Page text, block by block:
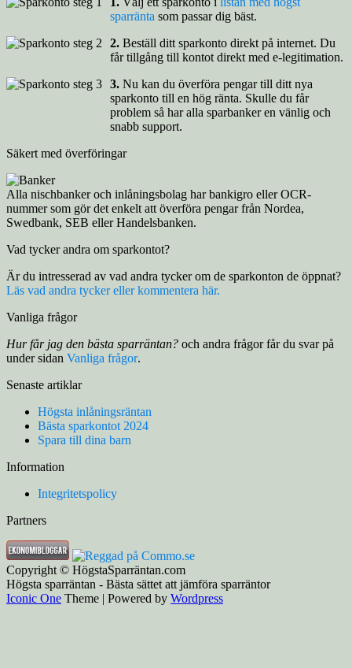
sparränta som passar dig bäst.
2. Beställ ditt sparkonto direkt på internet. Du
får tillgång till kontot direkt med e-legitimation.
3. Nu kan du överföra pengar till ditt nya
sparkonto till en hög ränta. Skulle du får
problem så har alla sparbanker en vänlig och
snabb support.
Säkert med överföringar
Alla nischbanker och inlåningsbolag har bankigro eller OCR-
nummer som gör det enkelt att överföra pengar från Nordea,
Swedbank, SEB eller Handelsbanken.
Vad tycker andra om sparkontot?
Är du intresserad av vad andra tycker om de sparkonton de öppnat?
Läs vad andra tycker eller kommentera här.
Vanliga frågor
Hur får jag den bästa sparräntan? och andra frågor får du svar på
under sidan Vanliga frågor.
Senaste artiklar
Högsta inlåningsräntan
Bästa sparkontot 2024
Spara till dina barn
Information
Integritetspolicy
Partners
Copyright © HögstaSparräntan.com
Högsta sparräntan - Bästa sättet att jämföra sparräntor
Iconic One Theme | Powered by Wordpress